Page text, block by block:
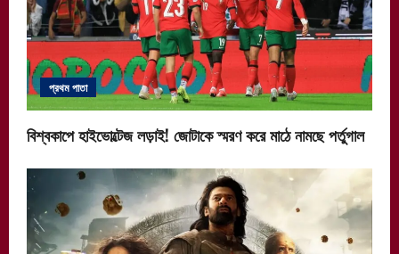
প্রথম পাতা
বিশ্বকাপে হাইভোল্টেজ লড়াই! জোটাকে স্মরণ করে মাঠে নামছে পর্তুগাল